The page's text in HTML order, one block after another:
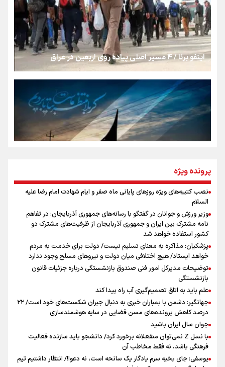
شکستگیِ بزرگ؛ روایتِ یک استخوان، یک نسل، یک توهم!
رسانه ملی و حق مردم برای شنیدن صدای رئیس‌جمهوری
روایت ایران از کنار مردم
جمله‌ای که بغض چهارماهه را شکست؛ «آهای مردم، آقا از
تهران رفتند»
سه حسرتی که به دلم ماند
اینفو برنا / ۴ مسیر اصلی پیاده روی اربعین در عراق
اینفو برنا / توصیه‌هایی طلایی برای پیاده روی اربعین
اینفو برنا / جدول کامل فاصله مرز شلمچه تا شهرهای زیارتی
عراق
پرونده ویژه
نصب کتیبه‌های ویژه روزهای پایانی ماه صفر و ایام شهادت امام رضا علیه
السلام
وزیر ورزش و جوانان در گفتگو با رسانه‌های جمهوری آذربایجان: در تفاهم
نامه مشترک بین ایران و جمهوری آذربایجان از ظرفیت‌های مشترک دو
کشور استفاده خواهد شد
پزشکیان: مذاکره به معنای تسلیم نیست/ دولت برای خدمت به مردم
خواهد ایستاد/ هیچ اختلافی میان دولت و نیروهای مسلح وجود ندارد
توضیحات مدیرکل امور فنی صندوق بازنشستگی درباره جزئیات قانون
بازنشستگی
علم باید به اتاق تصمیم‌گیری آب راه پیدا کند
جهانگیر: دشمن با بمباران خبری به دنبال جبران شکست‌های خود است/ ۲۲
درصد کاهش پرونده‌های مسن قضایی در سایه هوشمندسازی
جوان سال ایران باشید
با نسل Z نمی‌توان منفعلانه برخورد کرد/ دانشجو باید سازنده فعالیت
فرهنگی باشد، نه فقط مخاطب آن
یوسفی: جای بخیه سرم یادگار یک سانحه است، نه دعوا!/ انتظار داشتیم تیم